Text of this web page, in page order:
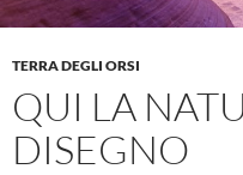
TERRA DEGLI ORSI
QUI LA
DISEGNO